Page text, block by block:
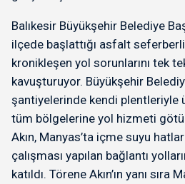
Balıkesir Büyükşehir Belediye
ilçede başlattığı asfalt
kronikleşen yol sorunlarını tek
kavuşturuyor. Büyükşehir
şantiyelerinde kendi
tüm bölgelerine yol hizmeti
Akın, Manyas’ta içme suyu
çalışması yapılan bağlantı
katıldı. Törene Akın’ın yanı sıra